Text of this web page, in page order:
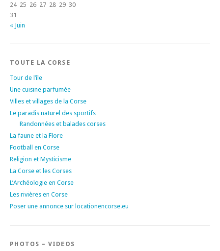
24 25 26 27 28 29 30
31
« Juin
TOUTE LA CORSE
Tour de l’île
Une cuisine parfumée
Villes et villages de la Corse
Le paradis naturel des sportifs
Randonnées et balades corses
La faune et la Flore
Football en Corse
Religion et Mysticisme
La Corse et les Corses
L’Archéologie en Corse
Les rivières en Corse
Poser une annonce sur locationencorse.eu
PHOTOS – VIDEOS